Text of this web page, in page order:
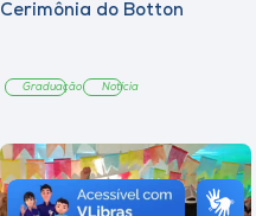
Cerimônia do Botton
Graduação Notícia